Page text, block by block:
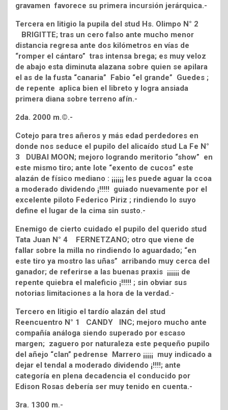
gravamen favorece su primera incursión jerárquica.-
Tercera en litigio la pupila del stud Hs. Olimpo N° 2
BRIGITTE; tras un cero falso ante mucho menor
distancia regresa ante dos kilómetros en vías de
“romper el cántaro” tras intensa brega; es muy veloz
de abajo esta diminuta alazana sobre quien se apilara
el as de la fusta “canaria” Fabio “el grande” Guedes ;
de repente aplica bien el libreto y logra ansiada
primera diana sobre terreno afín.-
2da. 2000 m.©.-
Cotejo para tres añeros y más edad perdedores en
donde nos seduce el pupilo del alicaído stud La Fe N°
3 DUBAI MOON; mejoro logrando meritorio “show” en
este mismo tiro; ante lote “exento de cucos” este
alazán de físico mediano : ¡¡¡¡¡¡ les puede aguar la ccoa
a moderado dividendo ¡!!!!! guiado nuevamente por el
excelente piloto Federico Piriz ; rindiendo lo suyo
define el lugar de la cima sin susto.-
Enemigo de cierto cuidado el pupilo del querido stud
Tata Juan N° 4 FERNETZANO; otro que viene de
fallar sobre la milla no rindiendo lo aguardado; “en
este tiro ya mostro las uñas” arribando muy cerca del
ganador; de referirse a las buenas praxis ¡¡¡¡¡¡ de
repente quiebra el maleficio ¡!!!!! ; sin obviar sus
notorias limitaciones a la hora de la verdad.-
Tercero en litigio el tardío alazán del stud
Reencuentro N° 1 CANDY INC; mejoro mucho ante
compañía análoga siendo superado por escaso
margen; zaguero por naturaleza este pequeño pupilo
del añejo “clan” pedrense Marrero ¡¡¡¡¡ muy indicado a
dejar el tendal a moderado dividendo ¡!!!!; ante
categoría en plena decadencia el conducido por
Edison Rosas debería ser muy tenido en cuenta.-
3ra. 1300 m.-